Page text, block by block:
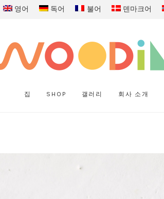
영어 독어 불어 덴마크어
집 SHOP 갤러리 회사 소개